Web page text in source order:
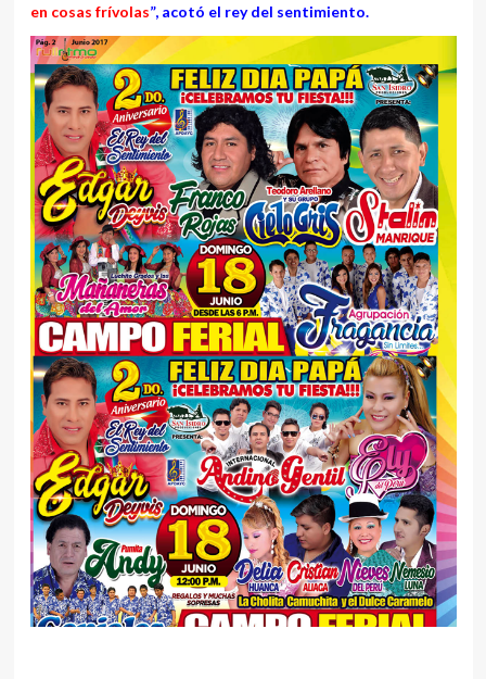
en cosas frívolas”, acotó el rey del sentimiento.